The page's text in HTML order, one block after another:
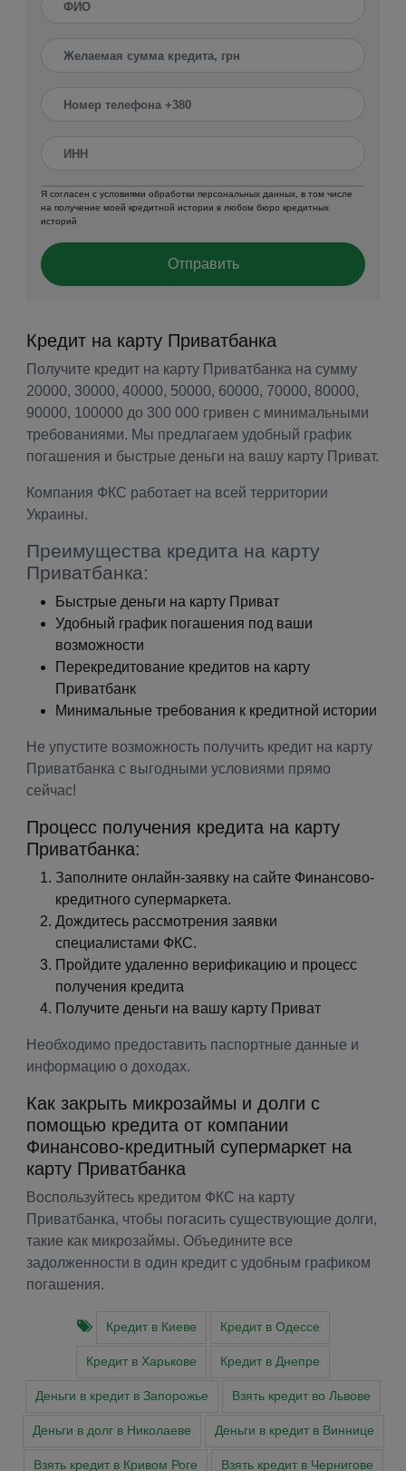
Я согласен с условиями обработки персональных данных, в том числе
на получение моей кредитной истории в любом бюро кредитных
историй
Отправить
Кредит на карту Приватбанка
Получите кредит на карту Приватбанка на сумму
20000, 30000, 40000, 50000, 60000, 70000, 80000,
90000, 100000 до 300 000 гривен с минимальными
требованиями. Мы предлагаем удобный график
погашения и быстрые деньги на вашу карту Приват.
Компания ФКС работает на всей территории
Украины.
Преимущества кредита на карту
Приватбанка:
Быстрые деньги на карту Приват
Удобный график погашения под ваши
возможности
Перекредитование кредитов на карту
Приватбанк
Минимальные требования к кредитной истории
Не упустите возможность получить кредит на карту
Приватбанка с выгодными условиями прямо
сейчас!
Процесс получения кредита на карту
Приватбанка:
Заполните онлайн-заявку на сайте Финансово-
кредитного супермаркета.
Дождитесь рассмотрения заявки
специалистами ФКС.
Пройдите удаленно верификацию и процесс
получения кредита
Получите деньги на вашу карту Приват
Необходимо предоставить паспортные данные и
информацию о доходах.
Как закрыть микрозаймы и долги с
помощью кредита от компании
Финансово-кредитный супермаркет на
карту Приватбанка
Воспользуйтесь кредитом ФКС на карту
Приватбанка, чтобы погасить существующие долги,
такие как микрозаймы. Объедините все
задолженности в один кредит с удобным графиком
погашения.
Кредит в Киеве Кредит в Одессе
Кредит в Харькове Кредит в Днепре
Деньги в кредит в Запорожье Взять кредит во Львове
Деньги в долг в Николаеве Деньги в кредит в Виннице
Взять кредит в Кривом Роге Взять кредит в Чернигове